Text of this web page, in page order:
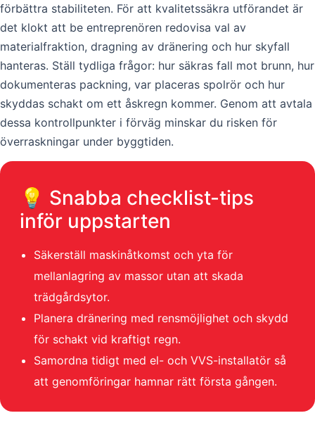
förbättra stabiliteten. För att kvalitetssäkra utförandet är
det klokt att be entreprenören redovisa val av
materialfraktion, dragning av dränering och hur skyfall
hanteras. Ställ tydliga frågor: hur säkras fall mot brunn, hur
dokumenteras packning, var placeras spolrör och hur
skyddas schakt om ett åskregn kommer. Genom att avtala
dessa kontrollpunkter i förväg minskar du risken för
överraskningar under byggtiden.
💡 Snabba checklist-tips
inför uppstarten
Säkerställ maskinåtkomst och yta för
mellanlagring av massor utan att skada
trädgårdsytor.
Planera dränering med rensmöjlighet och skydd
för schakt vid kraftigt regn.
Samordna tidigt med el- och VVS-installatör så
att genomföringar hamnar rätt första gången.